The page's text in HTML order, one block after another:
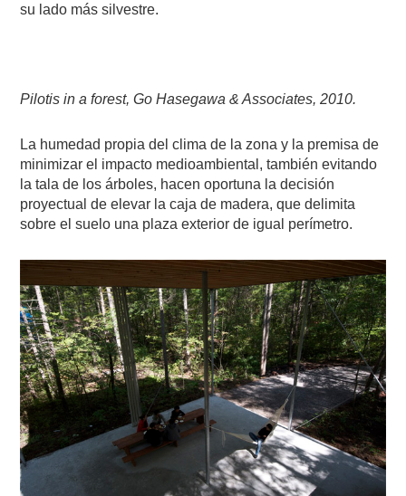
su lado más silvestre.
Pilotis in a forest, Go Hasegawa & Associates, 2010.
La humedad propia del clima de la zona y la premisa de
minimizar el impacto medioambiental, también evitando
la tala de los árboles, hacen oportuna la decisión
proyectual de elevar la caja de madera, que delimita
sobre el suelo una plaza exterior de igual perímetro.